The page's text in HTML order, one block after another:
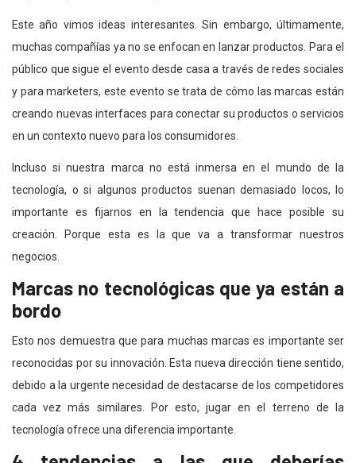
Este año vimos ideas interesantes. Sin embargo, últimamente,
muchas compañías ya no se enfocan en lanzar productos. Para el
público que sigue el evento desde casa a través de redes sociales
y para marketers, este evento se trata de cómo las marcas están
creando nuevas interfaces para conectar su productos o servicios
en un contexto nuevo para los consumidores.
Incluso si nuestra marca no está inmersa en el mundo de la
tecnología, o si algunos productos suenan demasiado locos, lo
importante es fijarnos en la tendencia que hace posible su
creación. Porque esta es la que va a transformar nuestros
negocios.
Marcas no tecnológicas que ya están a
bordo
Esto nos demuestra que para muchas marcas es importante ser
reconocidas por su innovación. Esta nueva dirección tiene sentido,
debido a la urgente necesidad de destacarse de los competidores
cada vez más similares. Por esto, jugar en el terreno de la
tecnología ofrece una diferencia importante.